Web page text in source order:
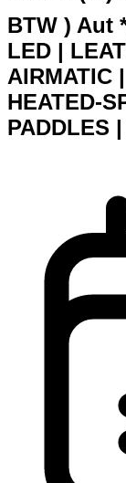
BTW ) Aut
LED |
AIRMATIC
HEATED-
PADDLES